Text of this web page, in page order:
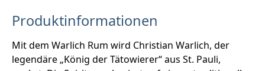
Produktinformationen
Mit dem Warlich Rum wird Christian Warlich, der
legendäre „König der Tätowierer“ aus St. Pauli,